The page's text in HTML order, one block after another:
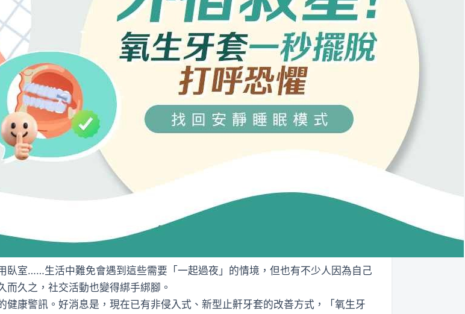
臥室……生活中難免會遇到這些需要「一起過夜」的情境，但也有不少人因為自己
久之，社交活動也變得綁手綁腳。
康警訊。好消息是，現在已有非侵入式、新型止鼾牙套的改善方式，「氧生牙